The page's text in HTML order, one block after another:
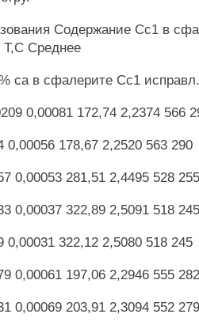
Содержание Сс1 в
Т,С Среднее
са в сфалерите Сс1
0,00081 172,74 2,2374 566
0,00056 178,67 2,2520 563 290
0,00053 281,51 2,4495 528
0,00037 322,89 2,5091 518
0,00031 322,12 2,5080 518 245
0,00061 197,06 2,2946 555
0,00069 203,91 2,3094 552